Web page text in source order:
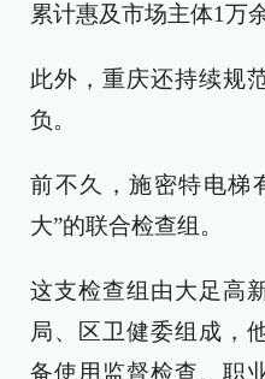
累计惠及市场主体1万
此外，重庆还持续规
负。
前不久，施密特电梯
大”的联合检查组。
这支检查组由大足高
局、区卫健委组成，
备使用监督检查、职